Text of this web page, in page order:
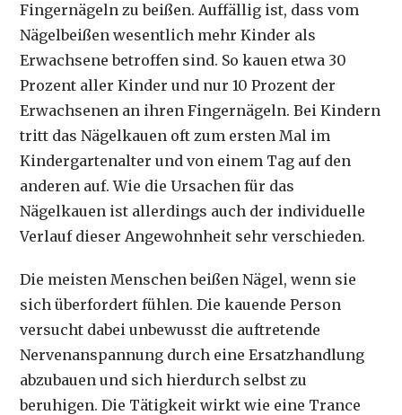
Fingernägeln zu beißen. Auffällig ist, dass vom
Nägelbeißen wesentlich mehr Kinder als
Erwachsene betroffen sind. So kauen etwa 30
Prozent aller Kinder und nur 10 Prozent der
Erwachsenen an ihren Fingernägeln. Bei Kindern
tritt das Nägelkauen oft zum ersten Mal im
Kindergartenalter und von einem Tag auf den
anderen auf. Wie die Ursachen für das
Nägelkauen ist allerdings auch der individuelle
Verlauf dieser Angewohnheit sehr verschieden.
Die meisten Menschen beißen Nägel, wenn sie
sich überfordert fühlen. Die kauende Person
versucht dabei unbewusst die auftretende
Nervenanspannung durch eine Ersatzhandlung
abzubauen und sich hierdurch selbst zu
beruhigen. Die Tätigkeit wirkt wie eine Trance